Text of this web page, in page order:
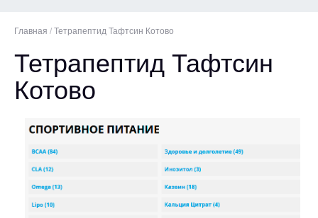
Главная / Тетрапептид Тафтсин Котово
Тетрапептид Тафтсин
Котово